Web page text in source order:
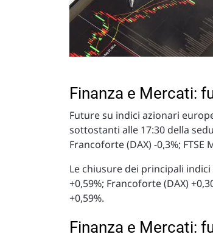
Finanza e Mercati:
Future su indici azionari
sottostanti alle 17:30 della
Francoforte (DAX) -0,3%; FTSE
Le chiusure dei principali indici
+0,59%; Francoforte (DAX)
+0,59%.
Finanza e Mercati: